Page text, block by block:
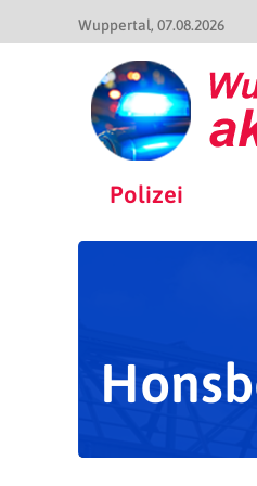
Wuppertal 07.08.2026
Polizei